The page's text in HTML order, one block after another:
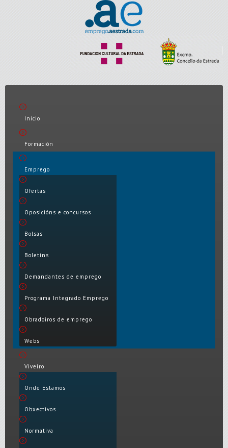
Inicio
Formación
Emprego
Ofertas
Oposicións e concursos
Bolsas
Boletíns
Demandantes de emprego
Programa Integrado Emprego
Obradoiros de emprego
Webs
Viveiro
Onde Estamos
Obxectivos
Normativa